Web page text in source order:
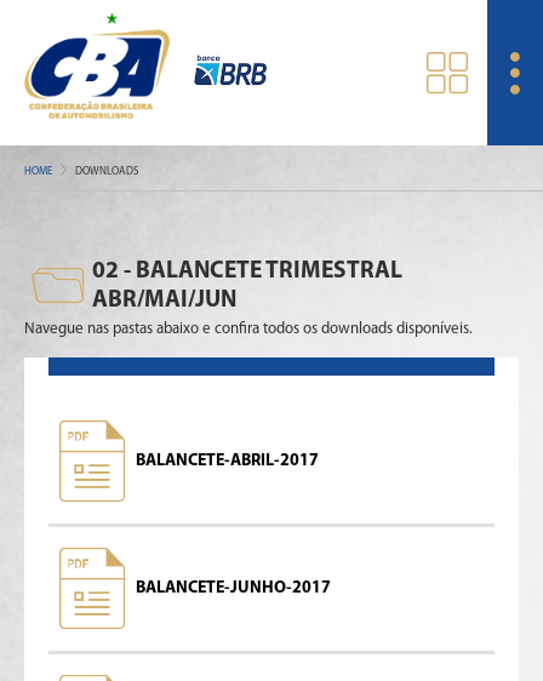
HOME DOWNLOADS
02 - BALANCETE TRIMESTRAL
ABR/MAI/JUN
Navegue nas pastas abaixo e confira todos os downloads disponíveis.
BALANCETE-ABRIL-2017
BALANCETE-JUNHO-2017